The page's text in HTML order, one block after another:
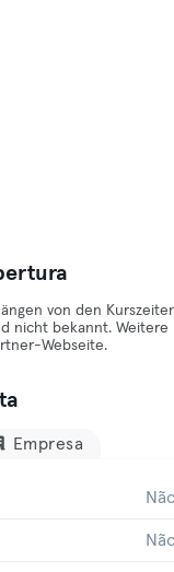
von den
nicht bekannt.
Webseite.
Empresa